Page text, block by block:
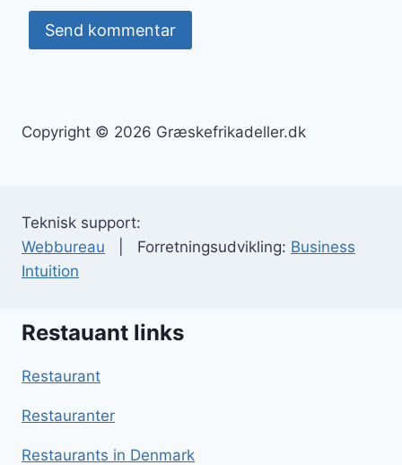
Copyright © 2026 Græskefrikadeller.dk
Teknisk support:
Webbureau | Forretningsudvikling: Business
Intuition
Restauant links
Restaurant
Restauranter
Restaurants in Denmark